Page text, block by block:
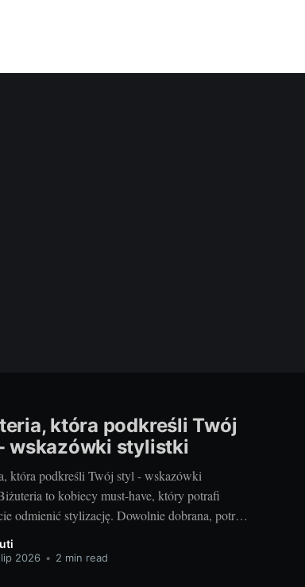
która podkreśli Twój
wskazówki stylistki
która podkreśli Twój styl - wskazówki
to kobiecy must-have, który potrafi
odmienić stylizację. Dowolnie dobrana, potrafi
nawet najprostszemu ubraniu. A jeśli
ją w nasz strój, możemy osiągnąć
2026 • 2 min read